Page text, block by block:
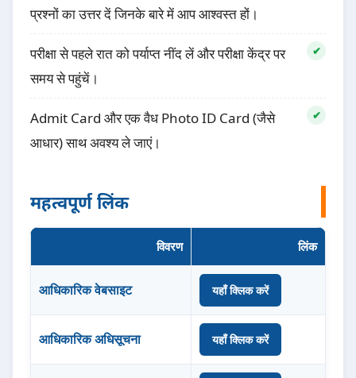
प्रश्नों का उत्तर दें जिनके बारे में आप आश्वस्त हों।
परीक्षा से पहले रात को पर्याप्त नींद लें और परीक्षा केंद्र पर
समय से पहुंचें।
Admit Card और एक वैध Photo ID Card (जैसे
आधार) साथ अवश्य ले जाएं।
महत्वपूर्ण लिंक
विवरण लिंक
आधिकारिक वेबसाइट यहाँ क्लिक करें
आधिकारिक अधिसूचना यहाँ क्लिक करें